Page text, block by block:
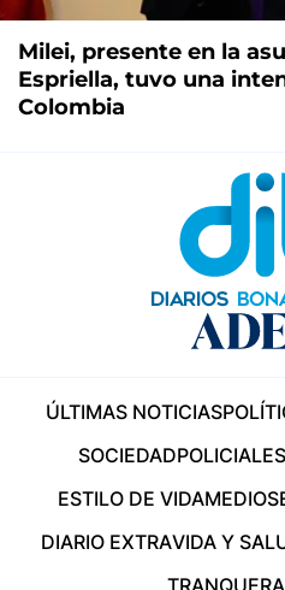
Milei, presente en la
Espriella, tuvo una
Colombia
ÚLTIMAS NOTICIAS
SOCIEDADPOLICIALES
ESTILO DE VIDAMEDIOS
DIARIO EXTRAVIDA Y